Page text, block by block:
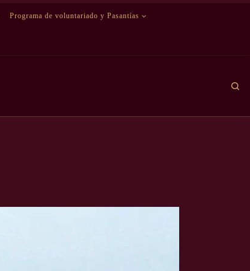
Programa de voluntariado y Pasantías